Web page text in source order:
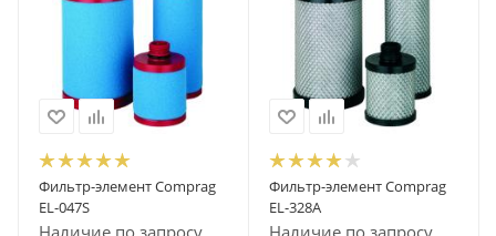
Фильтр-элемент Comprag
EL-047S
Наличие по запросу
Фильтр-элемент Comprag
EL-328A
Наличие по запросу